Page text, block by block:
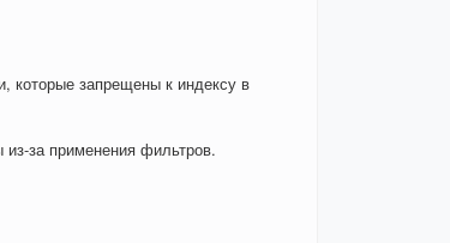
которые запрещены к индексу в
за применения фильтров.